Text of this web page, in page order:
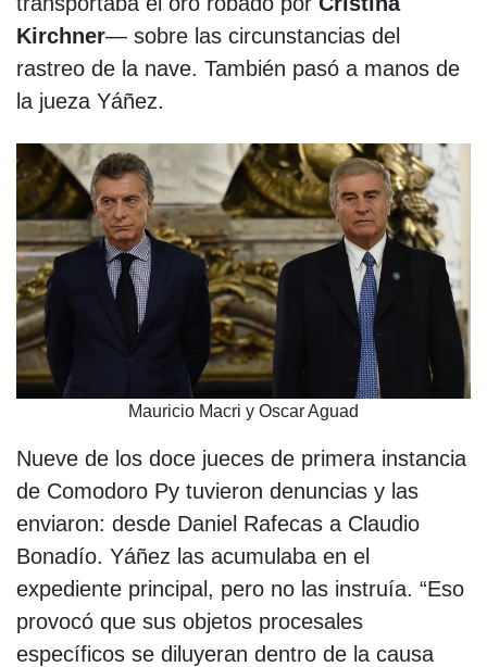
Kirchner— sobre las circunstancias del
rastreo de la nave. También pasó a manos de
la jueza Yáñez.
Mauricio Macri y Oscar Aguad
Nueve de los doce jueces de primera instancia
de Comodoro Py tuvieron denuncias y las
enviaron: desde Daniel Rafecas a Claudio
Bonadío. Yáñez las acumulaba en el
expediente principal, pero no las instruía. “Eso
provocó que sus objetos procesales
específicos se diluyeran dentro de la causa